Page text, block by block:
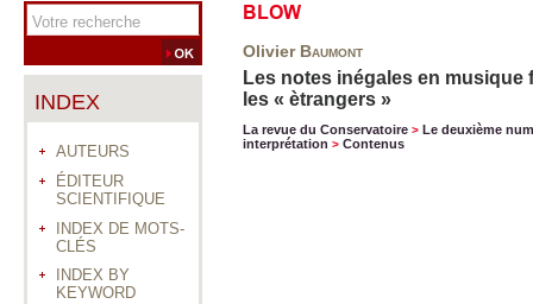
INDEX
AUTEURS
ÉDITEUR
SCIENTIFIQUE
INDEX DE MOTS-
CLÉS
INDEX BY
KEYWORD
BLOW
Olivier Baumont
Les notes inégales en
les « ètrangers »
La revue du Conservatoire > Le deuxième
interprétation > Contenus